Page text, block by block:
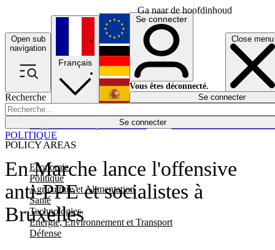
Ga naar de hoofdinhoud
Open sub
navigation
Close menu
Recherche
Se connecter
POLICY AREAS
Economie
Politique
Agriculture et Alimentation
Santé
Technologies
Energie, Environnement et Transport
Défense
Économie
Français
English
Deutsch
Español
Se connecter
Vous êtes déconnecté.
Se connecter
En Marche lance l'offensive
anti-PPE et socialistes à
Bruxelles
POLITIQUE